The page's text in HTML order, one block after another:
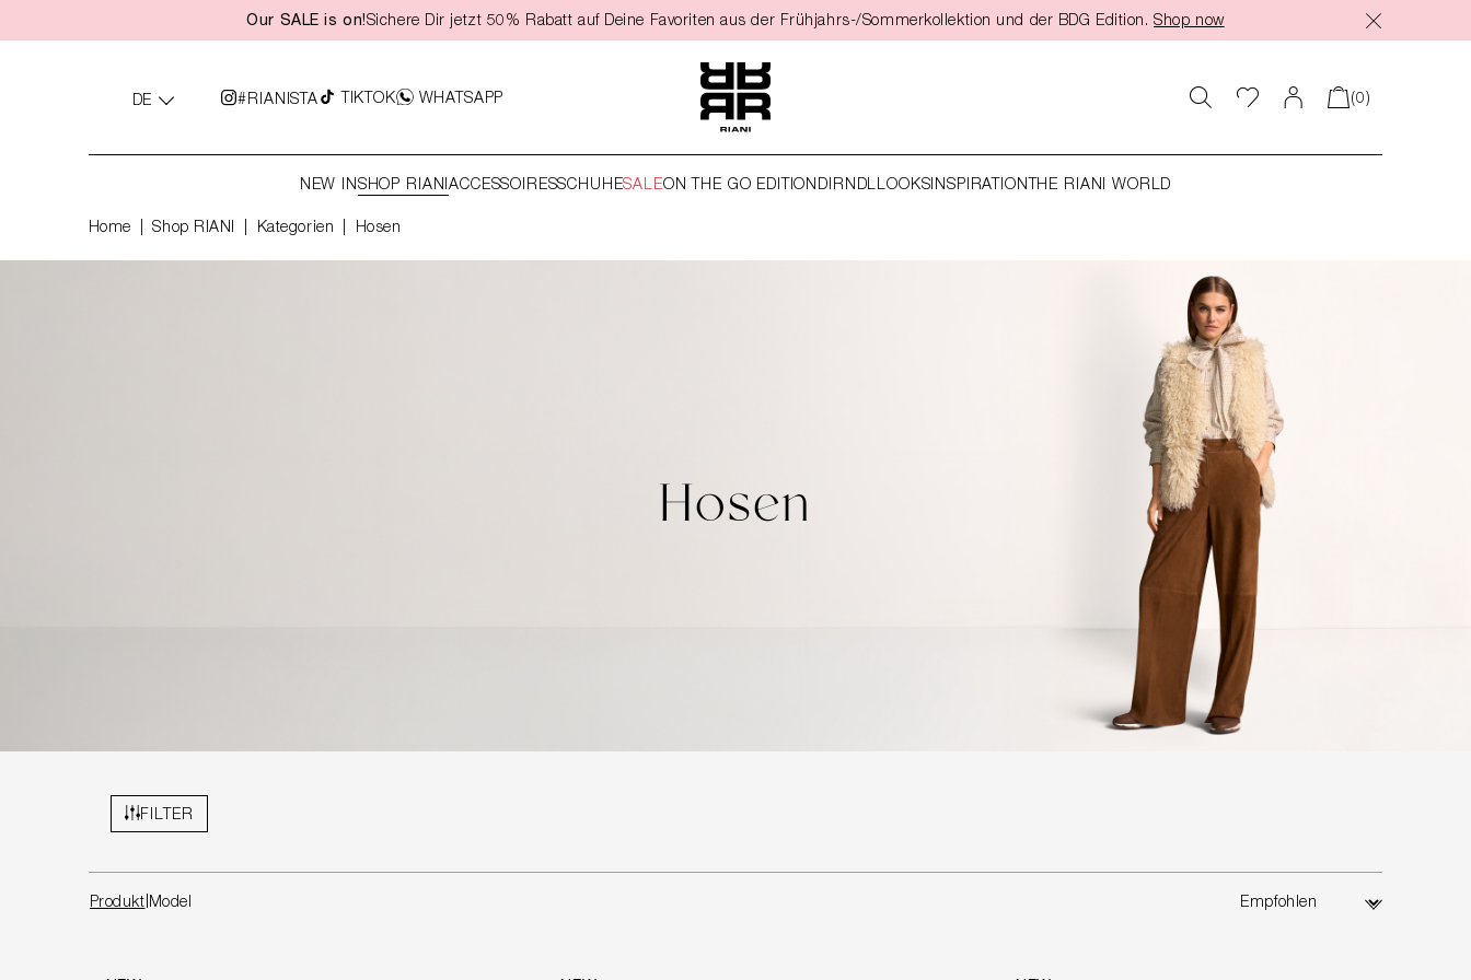
Zur Hauptnavigation springen
Our SALE is on!Sichere Dir jetzt 50% Rabatt auf Deine Favoriten aus der Frühjahrs-/Sommerkollektion und der BDG Edition. Shop now
DE #RIANISTA TIKTOK WHATSAPP (0)
NEW INSHOP RIANIACCESSOIRESSCHUHESALEON THE GO EDITION DIRNDLLOOKSINSPIRATION THE RIANI WORLD
Home Shop RIANI Kategorien Hosen
Hosen
FILTER
Produkt Model